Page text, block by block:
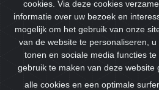
© 2026Alleveilingen.Alle
cookies. Via deze cookies
informatie over uw bezoek en
mogelijk om het gebruik van onze
van de website te personaliseren,
tonen en sociale media functies
gebruik te maken van deze website
alle cookies en een optimale